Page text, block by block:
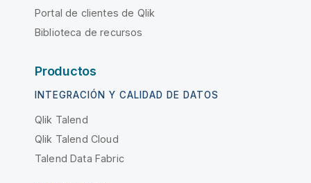
Portal de clientes de Qlik
Biblioteca de recursos
Productos
INTEGRACIÓN Y CALIDAD DE DATOS
Qlik Talend
Qlik Talend Cloud
Talend Data Fabric